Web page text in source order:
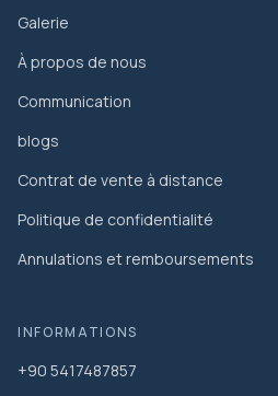
Galerie
À propos de nous
Communication
blogs
Contrat de vente à distance
Politique de confidentialité
Annulations et remboursements
INFORMATIONS
+90 5417487857